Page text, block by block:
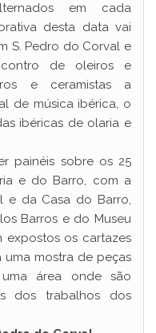
em cada
desta data vai
S. Pedro do Corval e
de oleiros e
e ceramistas a
de música ibérica, o
ibéricas de olaria e
painéis sobre os 25
e do Barro, com a
e da Casa do Barro,
Barros e do Museu
expostos os cartazes
uma mostra de peças
área onde são
dos trabalhos dos